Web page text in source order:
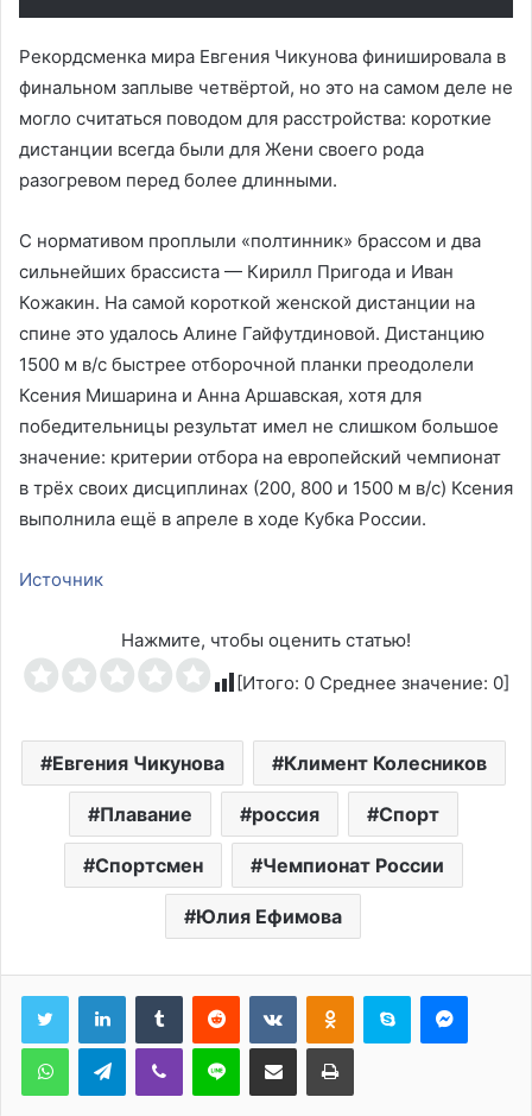
Рекордсменка мира Евгения Чикунова финишировала в
финальном заплыве четвёртой, но это на самом деле не
могло считаться поводом для расстройства: короткие
дистанции всегда были для Жени своего рода
разогревом перед более длинными.
С нормативом проплыли «полтинник» брассом и два
сильнейших брассиста — Кирилл Пригода и Иван
Кожакин. На самой короткой женской дистанции на
спине это удалось Алине Гайфутдиновой. Дистанцию
1500 м в/с быстрее отборочной планки преодолели
Ксения Мишарина и Анна Аршавская, хотя для
победительницы результат имел не слишком большое
значение: критерии отбора на европейский чемпионат
в трёх своих дисциплинах (200, 800 и 1500 м в/с) Ксения
выполнила ещё в апреле в ходе Кубка России.
Источник
Нажмите, чтобы оценить статью!
[Итого: 0 Среднее значение: 0]
Евгения Чикунова Климент Колесников
Плавание россия Спорт
Спортсмен Чемпионат России
Юлия Ефимова
Tumblr Reddit ВконтактеОдноклассники
Skype
WhatsAppTelegramViber Line Поделиться через электронную почту Печатать